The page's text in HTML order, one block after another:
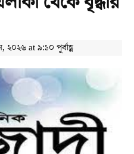
২০২৬ at ৯:১০ পূর্বাহ্ণ